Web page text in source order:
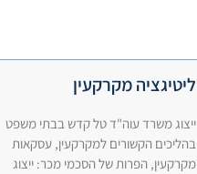
ליטיגציה מקרקעין
ייצוג משרד עוה"ד טל קדש בבתי משפט
בהליכים הקשורים למקרקעין, עסקאות
מקרקעין, הפרות של הסכמי מכר: ייצוג